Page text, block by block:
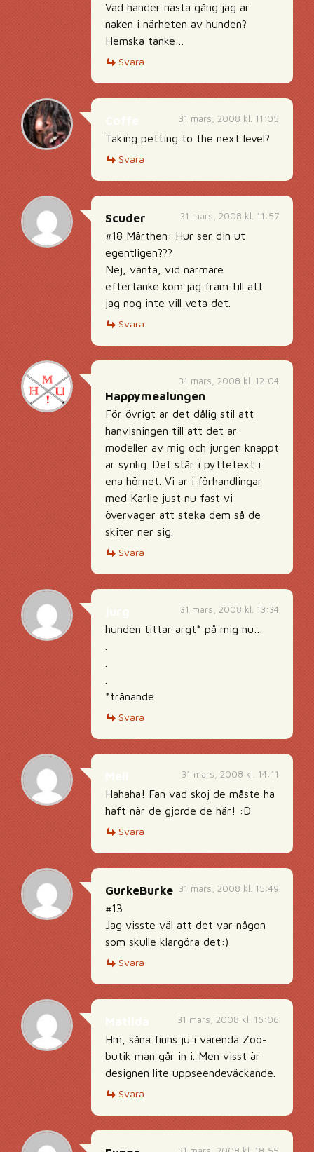
Vad händer nästa gång jag är
naken i närheten av hunden?
Hemska tanke…
Svara
31 mars, 2008 kl. 11:05
Taking petting to the next level?
Svara
31 mars, 2008 kl. 11:57
Scuder
#18 Mårthen: Hur ser din ut
egentligen???
Nej, vänta, vid närmare
eftertanke kom jag fram till att
jag nog inte vill veta det.
Svara
31 mars, 2008 kl. 12:04
Happymealungen
För övrigt ar det dålig stil att
hanvisningen till att det ar
modeller av mig och jurgen knappt
ar synlig. Det står i pyttetext i
ena hörnet. Vi ar i förhandlingar
med Karlie just nu fast vi
övervager att steka dem så de
skiter ner sig.
Svara
31 mars, 2008 kl. 13:34
hunden tittar argt* på mig nu…
*trånande
Svara
31 mars, 2008 kl. 14:11
Hahaha! Fan vad skoj de måste ha
haft när de gjorde de här! :D
Svara
31 mars, 2008 kl. 15:49
GurkeBurke
#13
Jag visste väl att det var någon
som skulle klargöra det:)
Svara
31 mars, 2008 kl. 16:06
Hm, såna finns ju i varenda Zoo-
butik man går in i. Men visst är
designen lite uppseendeväckande.
Svara